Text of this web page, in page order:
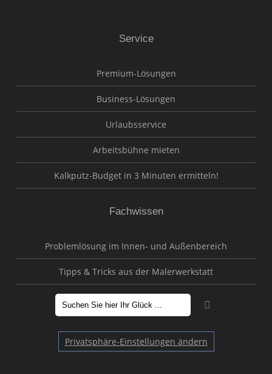
Service
Premium-Lösungen
Business-Lösungen
Urlaubsservice
Arbeitsbühne mieten
Kalkputz-Budget in 3 Minuten ermitteln!
Fachwissen
Problemlösung im Innen- und Außenbereich
Tipps & Tricks aus der Malerwerkstatt
Privatsphäre-Einstellungen ändern